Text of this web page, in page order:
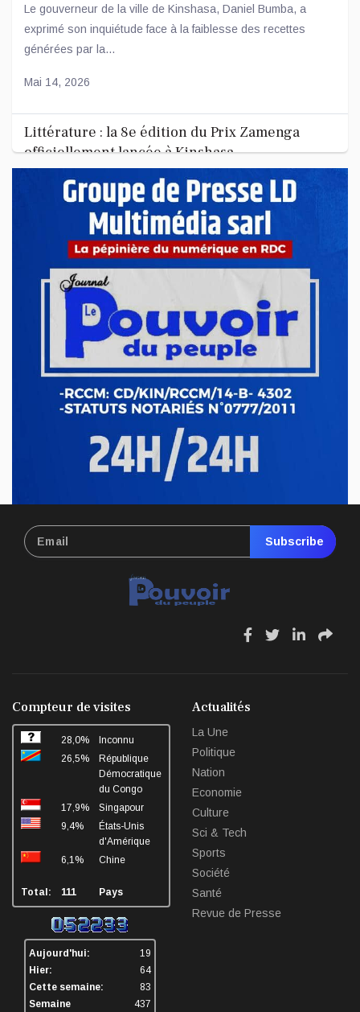
Le gouverneur de la ville de Kinshasa, Daniel Bumba, a
exprimé son inquiétude face à la faiblesse des recettes
générées par la...
Mai 14, 2026
Littérature : la 8e édition du Prix Zamenga
officiellement lancée à Kinshasa
La 8e édition du concours littéraire « Prix Zamenga » a été
officiellement lancée ce mercredi 13 mai à Kinshasa, à
Mai 13, 2026
Nord-Kivu : le député Crispin Mbindule dans le
collimateur de l’ANR
Le député national Crispin Mbindule, également président du
conseil d’administration du Cadastre minier, fait l’objet d’un...
Mai 13, 2026
Subscribe
fa
fa
fa
fa
Compteur de visites
28,0%
Inconnu
26,5%
République
Démocratique
du Congo
17,9%
Singapour
9,4%
États-Unis
d'Amérique
6,1%
Chine
Total: 111 Pays
Aujourd'hui:
19
Hier:
64
Cette semaine:
83
Semaine
437
Actualités
La Une
Politique
Nation
Economie
Culture
Sci & Tech
Sports
Société
Santé
Revue de Presse